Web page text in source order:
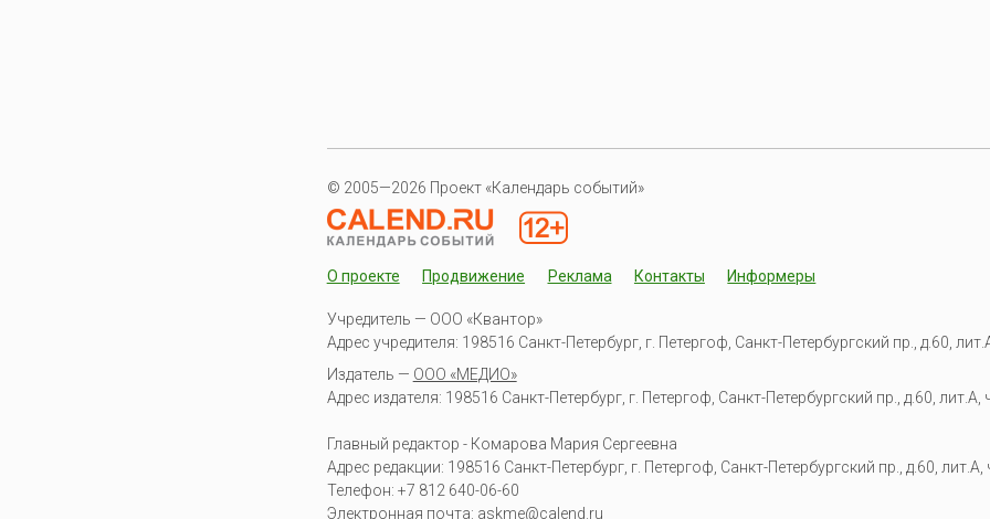
© 2005—2026 Проект «Календарь событий»
О проекте Продвижение Реклама Контакты Информеры
Учредитель — ООО «Квантор»
Адрес учредителя: 198516 Санкт-Петербург, г. Петергоф, Санкт-Петербургский пр., д.60,
Издатель — ООО «МЕДИО»
Адрес издателя: 198516 Санкт-Петербург, г. Петергоф, Санкт-Петербургский пр., д.60,
Главный редактор - Комарова Мария Сергеевна
Адрес редакции: 198516 Санкт-Петербург, г. Петергоф, Санкт-Петербургский пр., д.60,
Телефон: +7 812 640-06-60
Электронная почта: askme@calend.ru